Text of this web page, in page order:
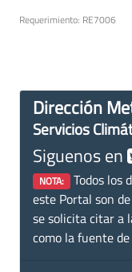
Requerimiento: RE7006
Dirección
Servicios
Siguenos en
NOTA: Todos los
este Portal son
se solicita citar a
como la fuente